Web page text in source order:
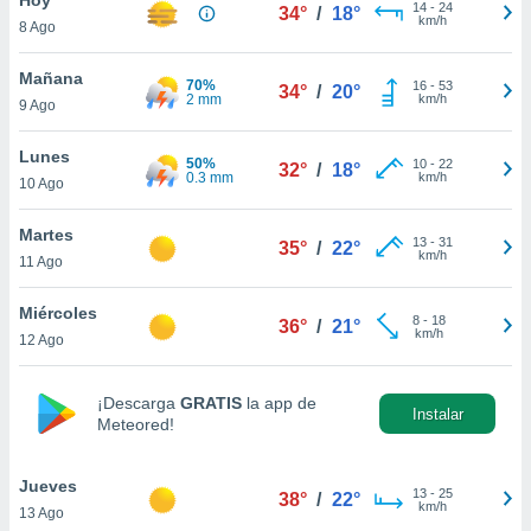
en
más
nuestra
de
aceptar
de
8 Ago
34° / 18° 14- 24
km/h
Mañana
9 Ago
70%
2 mm
34° / 20° 16- 53
km/h
Lunes
10 Ago
50%
0.3 mm
32° / 18° 10- 22
km/h
Martes
11 Ago
35° / 22° 13- 31
km/h
Miércoles
12 Ago
36° / 21° 8- 18
km/h
¡Descarga GRATIS la app de
Meteored!
Instalar
Jueves
13 Ago
38° / 22° 13- 25
km/h